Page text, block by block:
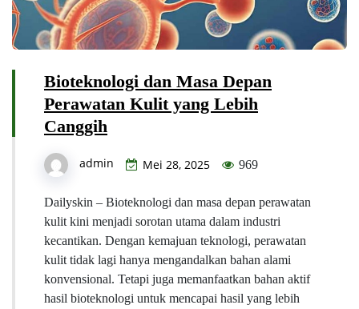
Bioteknologi dan Masa Depan
Perawatan Kulit yang Lebih
Canggih
admin Mei 28, 2025 969
Dailyskin – Bioteknologi dan masa depan perawatan
kulit kini menjadi sorotan utama dalam industri
kecantikan. Dengan kemajuan teknologi, perawatan
kulit tidak lagi hanya mengandalkan bahan alami
konvensional. Tetapi juga memanfaatkan bahan aktif
hasil bioteknologi untuk mencapai hasil yang lebih